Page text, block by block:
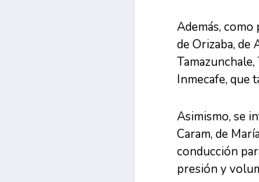
Además,
de Orizaba, de
Inmecafe, que
Asimismo, se
Caram, de
conducción
presión y